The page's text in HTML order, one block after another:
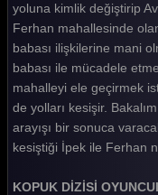
yoluna kimlik değiştirip
Ferhan mahallesinde
babası ilişkilerine mani
babası ile mücadele
mahalleyi ele geçirmek
de yolları kesişir.
arayışı bir sonuca
kesiştiği İpek ile Ferhan
KOPUK DİZİSİ